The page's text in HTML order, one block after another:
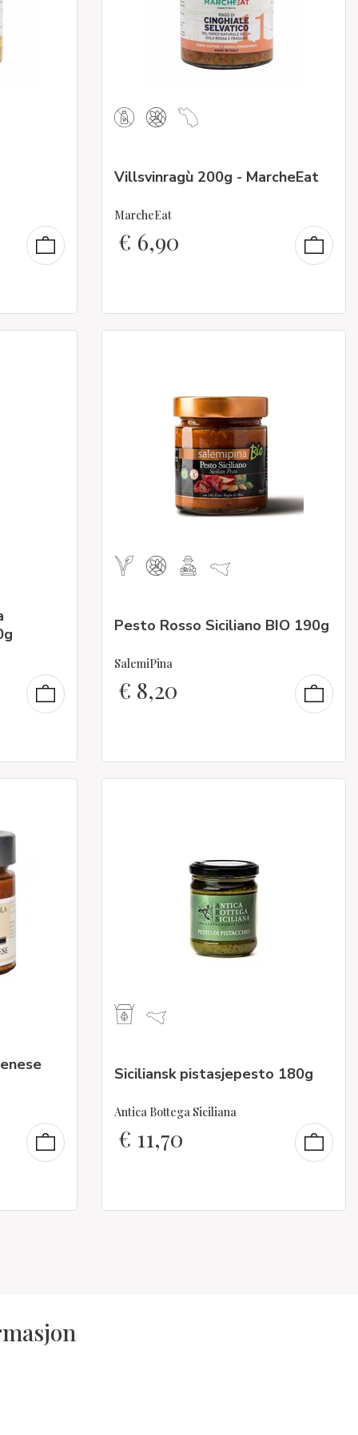
Villsvinragù 200g - MarcheEat
MarcheEat
€ 6,90
Pesto Rosso Siciliano BIO 190g
SalemiPina
€ 8,20
Siciliansk pistasjepesto 180g
Antica Bottega Siciliana
€ 11,70